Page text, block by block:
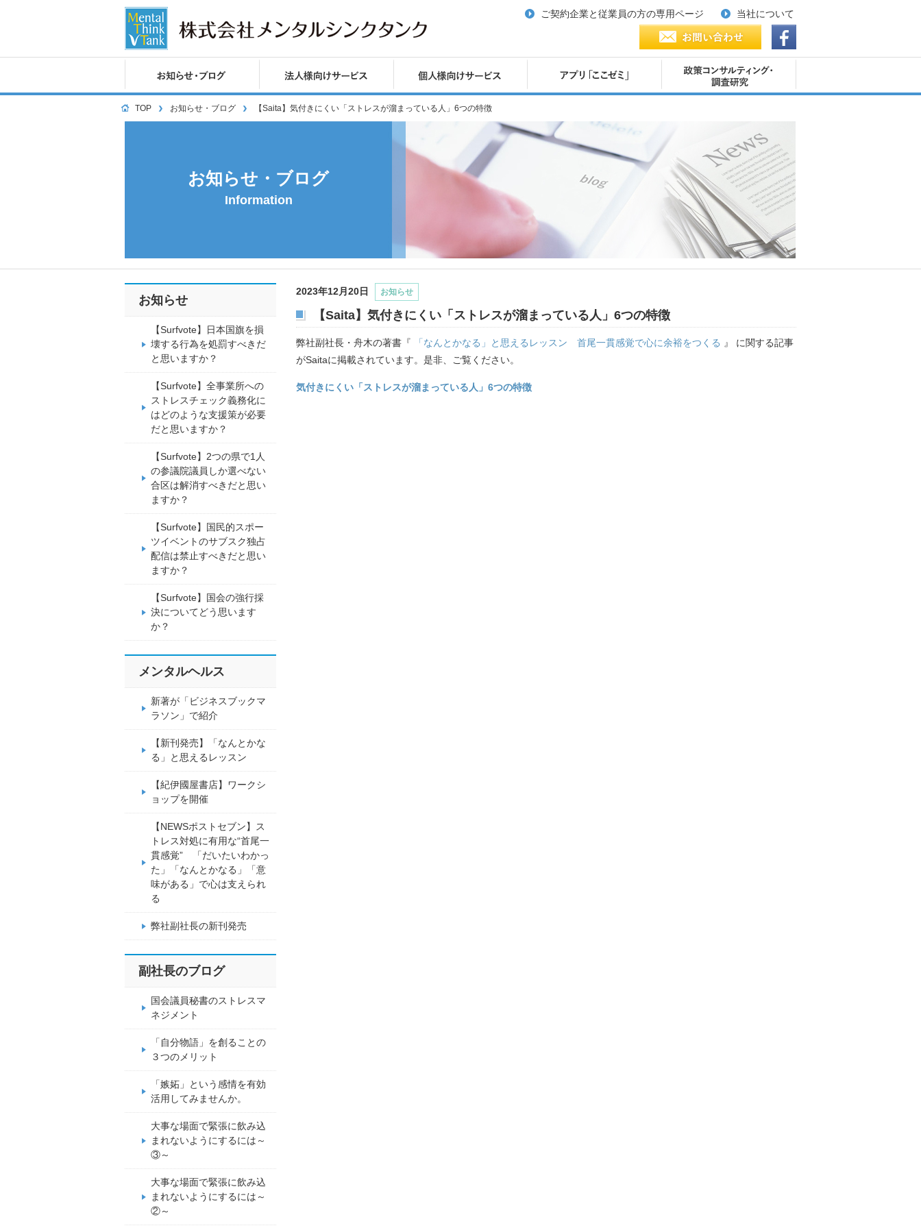
ご契約企業と従業員の方の専用ページ 当社について
TOP お知らせ・ブログ 【Saita】気付きにくい「ストレスが溜まっている人」6つの特徴
お知らせ・ブログ
Information
2023年12月20日 お知らせ
【Saita】気付きにくい「ストレスが溜まっている人」6つの特徴
弊社副社長・舟木の著書『 「なんとかなる」と思えるレッスン 首尾一貫感覚で心に余裕をつくる 』 に関する記事
がSaitaに掲載されています。是非、ご覧ください。
気付きにくい「ストレスが溜まっている人」6つの特徴
お知らせ
【Surfvote】日本国旗を損
壊する行為を処罰すべきだ
と思いますか？
【Surfvote】全事業所への
ストレスチェック義務化に
はどのような支援策が必要
だと思いますか？
【Surfvote】2つの県で1人
の参議院議員しか選べない
合区は解消すべきだと思い
ますか？
【Surfvote】国民的スポー
ツイベントのサブスク独占
配信は禁止すべきだと思い
ますか？
【Surfvote】国会の強行採
決についてどう思います
か？
メンタルヘルス
新著が「ビジネスブックマ
ラソン」で紹介
【新刊発売】「なんとかな
る」と思えるレッスン
【紀伊國屋書店】ワークシ
ョップを開催
【NEWSポストセブン】ス
トレス対処に有用な“首尾一
貫感覚” 「だいたいわかっ
た」「なんとかなる」「意
味がある」で心は支えられ
る
弊社副社長の新刊発売
副社長のブログ
国会議員秘書のストレスマ
ネジメント
「自分物語」を創ることの
３つのメリット
「嫉妬」という感情を有効
活用してみませんか。
大事な場面で緊張に飲み込
まれないようにするには～
③～
大事な場面で緊張に飲み込
まれないようにするには～
②～